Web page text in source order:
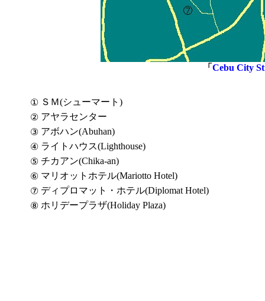
「 Cebu City
① ＳＭ(シューマート)
② アヤラセンター
③ アボハン(Abuhan)
④ ライトハウス(Lighthouse)
⑤ チカアン(Chika-an)
⑥ マリオットホテル(Mariotto Hotel)
⑦ ディプロマット・ホテル(Diplomat Hotel)
⑧ ホリデープラザ(Holiday Plaza)